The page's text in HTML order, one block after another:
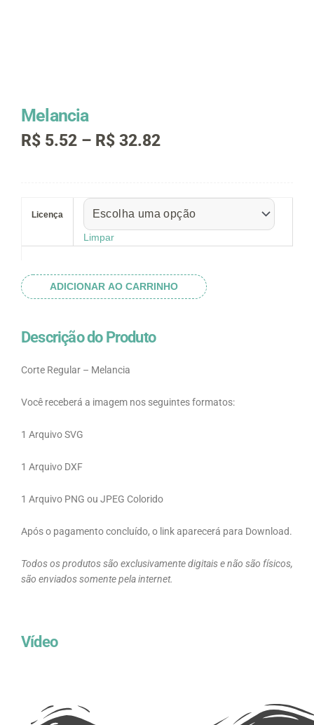
Melancia
R$ 5.52 – R$ 32.82Faixa
através
R$ 32.82
Licença
Limpar
ADICIONAR AO CARRINHO
Descrição do Produto
Corte Regular – Melancia
Você receberá a imagem nos seguintes formatos:
1 Arquivo SVG
1 Arquivo DXF
1 Arquivo PNG ou JPEG Colorido
Após o pagamento concluído, o link aparecerá para Download.
Todos os produtos são exclusivamente digitais e não são físicos,
são enviados somente pela internet.
Vídeo